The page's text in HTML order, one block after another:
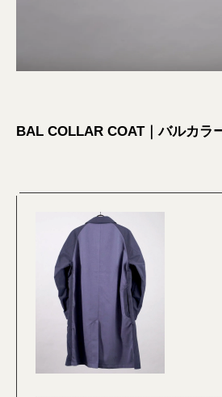
BAL COLLAR COAT｜バルカラ